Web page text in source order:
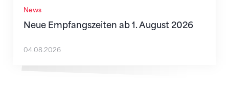
News
Neue Empfangszeiten ab 1. August 2026
04.08.2026